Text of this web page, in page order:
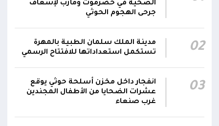
ضد العناصر الحوثية الإرهابية وعتادها
04:17
الحيمة بالتحيتا وحيس جنوب الحديدة
أقر #مجلس_الدفاع_الوطني استمرار انعقاده بصورة
دائمة لمتابعة التطورات الميدانية والأمنية واتخاذ ما
يلزم من إجراءات بصورة عاجلة ومستمرة بما
يضمن سرعة الاستجابة للتصعيد الحوثي والتعامل
مع تداعياته على مختلف المستويات
الصحية في حضرموت ومأرب لإسعاف
جرحى الهجوم الحوثي
02
مدينة الملك سلمان الطبية بالمهرة
تستكمل استعداداتها للافتتاح الرسمي
03
انفجار داخل مخزن أسلحة حوثي يوقع
عشرات الضحايا من الأطفال المجندين
غرب صنعاء